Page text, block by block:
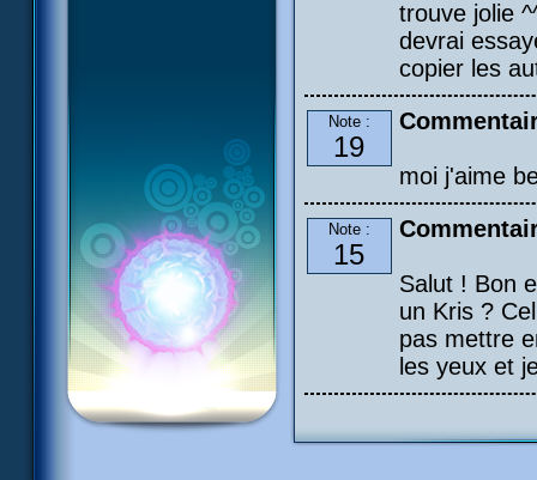
trouve jolie
devrai
copier les
Note :
19
moi j'aime
Note :
15
Salut ! Bon
un Kris ?
pas mettre
les yeux et